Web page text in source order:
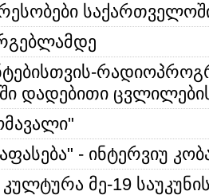
დადებითი
- ინტერვიუ
მე-19